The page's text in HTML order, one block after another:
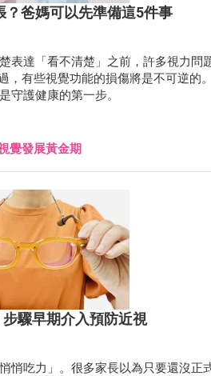
爸媽可以先準備這5件事
表達「看不清楚」之前，許多視力問
，有些視覺功能的損傷將是不可逆的
守護健康的第一步。
覺發展黃金期
驟早期介入預防近視
悄吃力」。很多家長以為只要還沒正